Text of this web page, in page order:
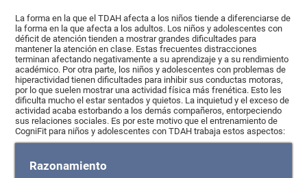
La forma en la que el TDAH afecta a los niños tiende a diferenciarse de
la forma en la que afecta a los adultos. Los niños y adolescentes con
déficit de atención tienden a mostrar grandes dificultades para
mantener la atención en clase. Estas frecuentes distracciones
terminan afectando negativamente a su aprendizaje y a su rendimiento
académico. Por otra parte, los niños y adolescentes con problemas de
hiperactividad tienen dificultades para inhibir sus conductas motoras,
por lo que suelen mostrar una actividad física más frenética. Esto les
dificulta mucho el estar sentados y quietos. La inquietud y el exceso de
actividad acaba estorbando a los demás compañeros, entorpeciendo
sus relaciones sociales. Es por este motivo que el entrenamiento de
CogniFit para niños y adolescentes con TDAH trabaja estos aspectos:
Razonamiento